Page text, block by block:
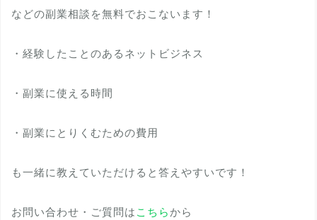
などの副業相談を無料でおこないます！
・経験したことのあるネットビジネス
・副業に使える時間
・副業にとりくむための費用
も一緒に教えていただけると答えやすいです！
お問い合わせ・ご質問は こちら から